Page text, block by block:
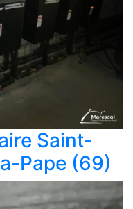
Saint-
Pape (69)